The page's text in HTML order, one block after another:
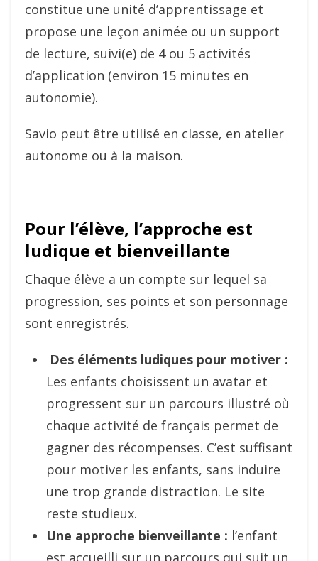
constitue une unité d’apprentissage et
propose une leçon animée ou un support
de lecture, suivi(e) de 4 ou 5 activités
d’application (environ 15 minutes en
autonomie).
Savio peut être utilisé en classe, en atelier
autonome ou à la maison.
Pour l’élève, l’approche est
ludique et bienveillante
Chaque élève a un compte sur lequel sa
progression, ses points et son personnage
sont enregistrés.
Des éléments ludiques pour motiver :
Les enfants choisissent un avatar et
progressent sur un parcours illustré où
chaque activité de français permet de
gagner des récompenses. C’est suffisant
pour motiver les enfants, sans induire
une trop grande distraction. Le site
reste studieux.
Une approche bienveillante : l’enfant
est accueilli sur un parcours qui suit un